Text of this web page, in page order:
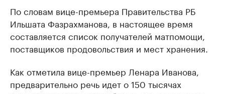
По словам вице-премьера Правительства РБ
Ильшата Фазрахманова, в настоящее время
составляется список получателей матпомощи,
поставщиков продовольствия и мест хранения.
Как отметила вице-премьер Ленара Иванова,
предварительно речь идет о 150 тысячах